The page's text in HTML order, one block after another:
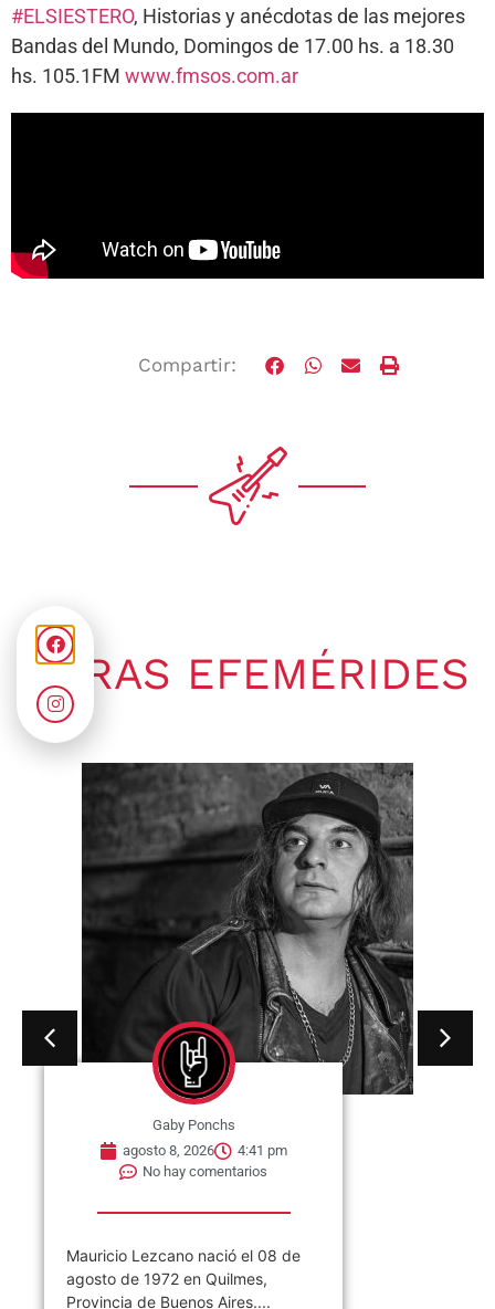
#ELSIESTERO, Historias y anécdotas de las mejores
Bandas del Mundo, Domingos de 17.00 hs. a 18.30
hs. 105.1FM www.fmsos.com.ar
Compartir:
OTRAS EFEMÉRIDES
Gaby Ponchs
agosto 8, 2026
4:41 pm
No hay comentarios
Mauricio Lezcano nació el 08 de
agosto de 1972 en Quilmes,
Provincia de Buenos Aires....